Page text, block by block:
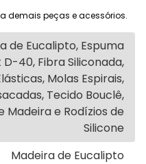
demais peças e acessórios.
de Eucalipto, Espuma
D-40, Fibra Siliconada,
Molas Espirais,
Tecido Bouclê,
Madeira e Rodízios de
Silicone
Madeira de Eucalipto